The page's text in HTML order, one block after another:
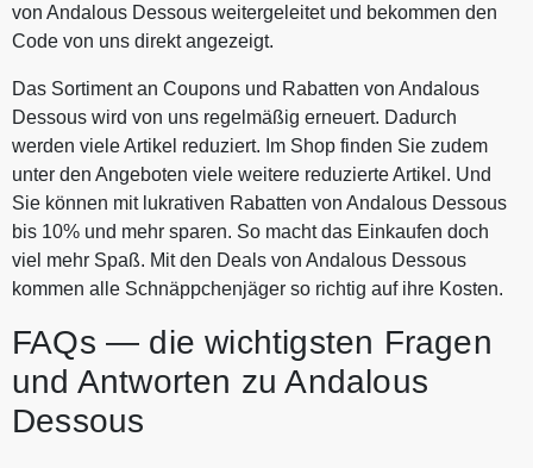
von Andalous Dessous weitergeleitet und bekommen den
Code von uns direkt angezeigt.
Das Sortiment an Coupons und Rabatten von Andalous
Dessous wird von uns regelmäßig erneuert. Dadurch
werden viele Artikel reduziert. Im Shop finden Sie zudem
unter den Angeboten viele weitere reduzierte Artikel. Und
Sie können mit lukrativen Rabatten von Andalous Dessous
bis 10% und mehr sparen. So macht das Einkaufen doch
viel mehr Spaß. Mit den Deals von Andalous Dessous
kommen alle Schnäppchenjäger so richtig auf ihre Kosten.
FAQs — die wichtigsten Fragen
und Antworten zu Andalous
Dessous